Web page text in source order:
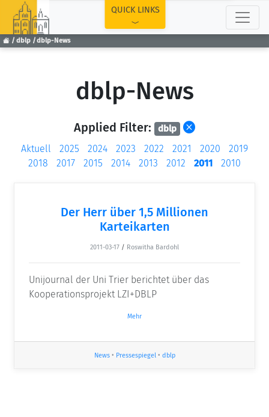
dblp dblp-News
QUICK LINKS
dblp-News
Applied Filter: dblp
Aktuell 2025 2024 2023 2022 2021 2020
2019
2018
2017 2015 2014 2013 2012 2011 2010
Der Herr über 1,5 Millionen
Karteikarten
2011-03-17 / Roswitha Bardohl
Unijournal der Uni Trier berichtet über das
Kooperationsprojekt LZI+DBLP
Mehr
News• Pressespiegel• dblp